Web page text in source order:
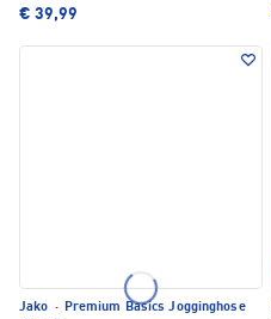
€ 39,99
Jako · Premium Basics Jogginghose